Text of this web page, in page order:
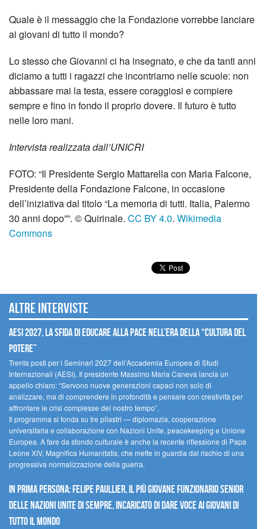
Quale è il messaggio che la Fondazione vorrebbe lanciare
ai giovani di tutto il mondo?
Lo stesso che Giovanni ci ha insegnato, e che da tanti anni
diciamo a tutti i ragazzi che incontriamo nelle scuole: non
abbassare mai la testa, essere coraggiosi e compiere
sempre e fino in fondo il proprio dovere. Il futuro è tutto
nelle loro mani.
Intervista realizzata dall’UNICRI
FOTO: “Il Presidente Sergio Mattarella con Maria Falcone,
Presidente della Fondazione Falcone, in occasione
dell’iniziativa dal titolo “La memoria di tutti. Italia, Palermo
30 anni dopo””. © Quirinale. CC BY 4.0. Wikimedia
Commons
Altre interviste
AESI 2027, la sfida di educare alla pace nell’era della “cultura del
potere”
Trenta posti per i Seminari 2027 dell’Accademia Europea di Studi
Internazionali (AESI). Il presidente Massimo Maria Caneva lancia un
appello chiaro: “Servono nuove generazioni capaci non solo di
analizzare, ma di comprendere in profondità e pensare con creatività per
affrontare le crisi complesse del nostro tempo”.
Il programma si fonda su tre pilastri — diplomazia, cooperazione
universitaria e collaborazione con Nazioni Unite, peacekeeping e Unione
Europea. A fare da sfondo culturale è anche la recente riflessione di Papa
Leone XIV, Magnifica Humanitatis, che mette in guardia dal rischio di una
progressiva normalizzazione della guerra.
In prima persona: Felipe Paullier, il più giovane funzionario senior
delle Nazioni Unite di sempre, incaricato di dare voce ai giovani di
tutto il mondo